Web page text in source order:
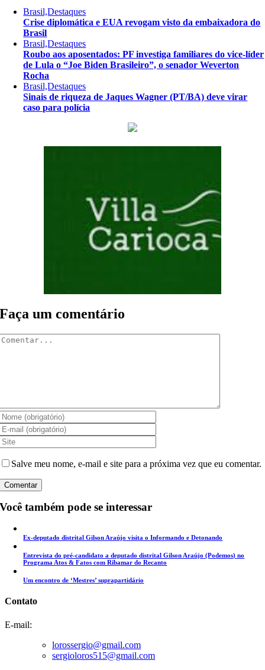
Brasil,Destaques
Crise diplomática e EUA revogam visto da embaixadora do
Brasil
Brasil,Destaques
Roubo aos aposentados: PF investiga familiares do vice-líder
de Lula o “Joe Biden Brasileiro”, o senador Weverton
Rocha
Brasil,Destaques
Sinais de riqueza de Jaques Wagner (PT/BA) deve virar
caso para polícia
Faça um comentário
Salve meu nome, e-mail e site para a próxima vez que eu comentar.
Você também pode se interessar
Ex-deputado distrital Gilson Araújo visita o Informando e Detonando
Entrevista do pré-candidato a deputado distrital Gilson Araújo (Podemos) no
Programa Atos & Fatos com Ribamar do Recanto
Um encontro de ‘Mestres’ suprapartidário
Contato
E-mail:
lorossergio@gmail.com
sergioloros515@gmail.com